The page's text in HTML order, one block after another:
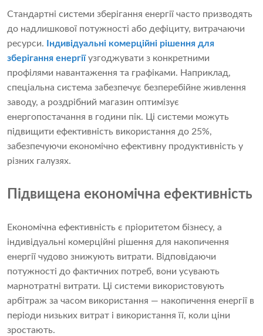
Стандартні системи зберігання енергії часто призводять
до надлишкової потужності або дефіциту, витрачаючи
ресурси.
Індивідуальні комерційні рішення для
зберігання енергіїузгоджувати з конкретними
профілями навантаження та графіками. Наприклад,
спеціальна система забезпечує безперебійне живлення
заводу, а роздрібний магазин оптимізує
енергопостачання в години пік. Ці системи можуть
підвищити ефективність використання до 25%,
забезпечуючи економічно ефективну продуктивність у
різних галузях.
Підвищена економічна ефективність
Економічна ефективність є пріоритетом бізнесу, а
індивідуальні комерційні рішення для накопичення
енергії чудово знижують витрати. Відповідаючи
потужності до фактичних потреб, вони усувають
марнотратні витрати. Ці системи використовують
арбітраж за часом використання — накопичення енергії в
періоди низьких витрат і використання її, коли ціни
зростають.